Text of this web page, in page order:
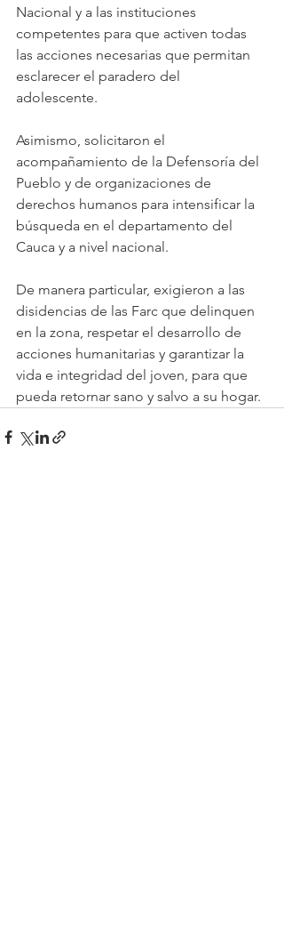
Nacional y a las instituciones
competentes para que activen todas
las acciones necesarias que permitan
esclarecer el paradero del
adolescente.
Asimismo, solicitaron el
acompañamiento de la Defensoría del
Pueblo y de organizaciones de
derechos humanos para intensificar la
búsqueda en el departamento del
Cauca y a nivel nacional.
De manera particular, exigieron a las
disidencias de las Farc que delinquen
en la zona, respetar el desarrollo de
acciones humanitarias y garantizar la
vida e integridad del joven, para que
pueda retornar sano y salvo a su hogar.